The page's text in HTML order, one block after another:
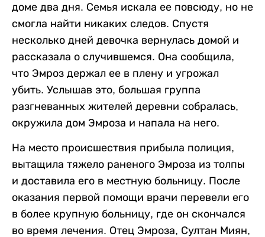
доме два дня. Семья искала ее повсюду, но не
смогла найти никаких следов. Спустя
несколько дней девочка вернулась домой и
рассказала о случившемся. Она сообщила,
что Эмроз держал ее в плену и угрожал
убить. Услышав это, большая группа
разгневанных жителей деревни собралась,
окружила дом Эмроза и напала на него.
На место происшествия прибыла полиция,
вытащила тяжело раненого Эмроза из толпы
и доставила его в местную больницу. После
оказания первой помощи врачи перевели его
в более крупную больницу, где он скончался
во время лечения. Отец Эмроза, Султан Миян,